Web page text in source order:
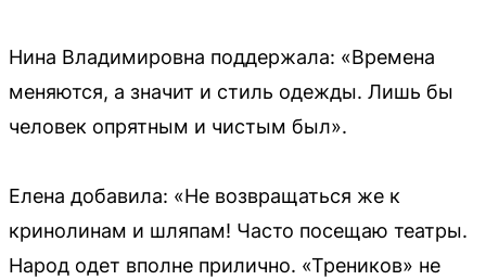
Нина Владимировна поддержала: «Времена
меняются, а значит и стиль одежды. Лишь бы
человек опрятным и чистым был».
Елена добавила: «Не возвращаться же к
кринолинам и шляпам! Часто посещаю театры.
Народ одет вполне прилично. «Треников» не